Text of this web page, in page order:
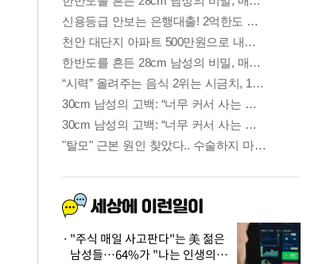
"주식 매일 사고판다"는 美 젊은
남성들…64%가 "나는 인생의